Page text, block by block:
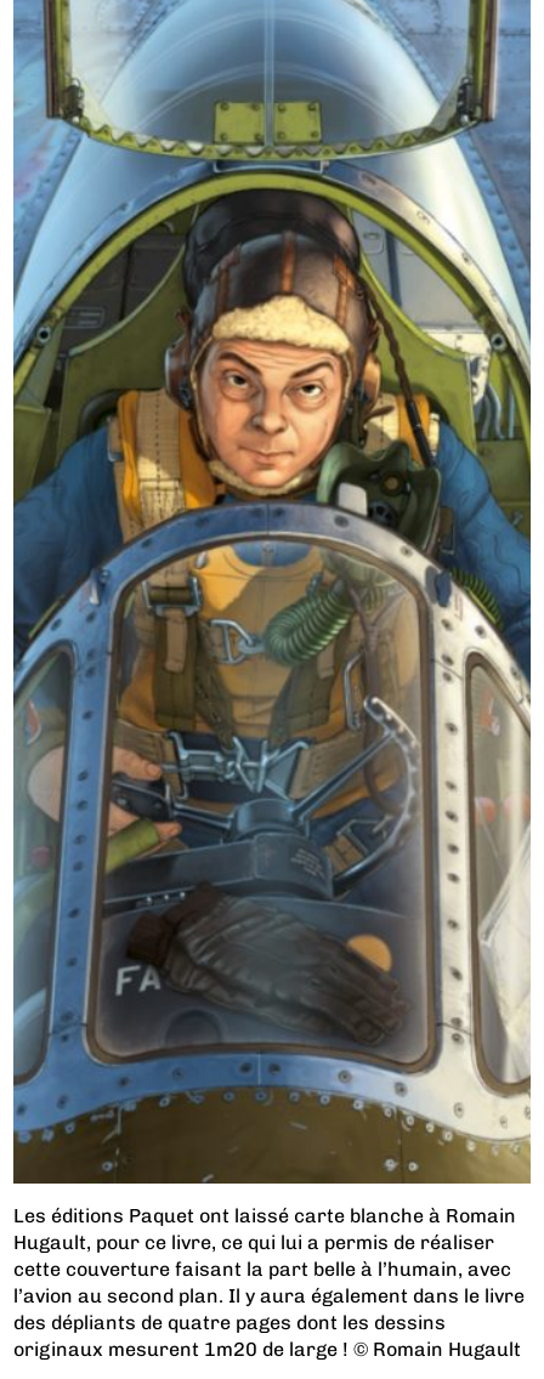
Les éditions Paquet ont laissé carte blanche à Romain
Hugault, pour ce livre, ce qui lui a permis de réaliser
cette couverture faisant la part belle à l’humain, avec
l’avion au second plan. Il y aura également dans le livre
des dépliants de quatre pages dont les dessins
originaux mesurent 1m20 de large ! © Romain Hugault